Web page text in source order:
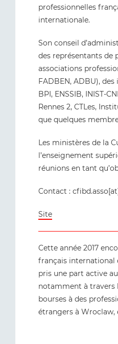
professionnelles
internationale.
Son conseil
des représentants de
associations
FADBEN, ADBU),
BPI, ENSSIB, INIST-
Rennes 2, CTLes,
que quelques
Les ministères de la
l’enseignement
réunions en tant
Contact :
Site
Cette année 2017
français international
pris une part active
notamment à travers
bourses à des
étrangers à Wroclaw,